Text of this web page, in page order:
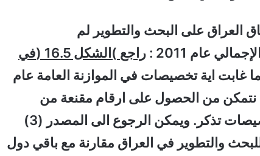
العراق على البحث والتطوير لم
راجع )الشكل 16.5 (في
غابت اية تخصيصات في الموازنة العامة عام
في عام 2014 ، ولم نتمكن من الحصول على ارقام مقنعة من
موازنات السنوات اللاحقة لأية تخصيصات تذكر. ويمكن الرجوع الى المصدر (3)
والتطوير في العراق مقارنة مع باقي دول